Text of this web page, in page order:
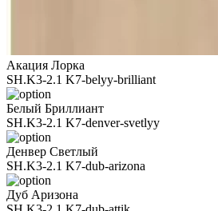
Акация Лорка
SH.K3-2.1 K7-belyy-brilliant
Белый Бриллиант
SH.K3-2.1 K7-denver-svetlyy
Денвер Светлый
SH.K3-2.1 K7-dub-arizona
Дуб Аризона